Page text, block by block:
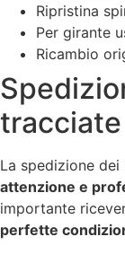
Ripristina
Per girante
Ricambio
tracciate
La spedizione
attenzione e
importante
perfette